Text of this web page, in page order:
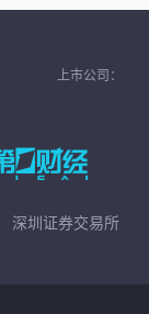
上市公司：
深圳证券交易所